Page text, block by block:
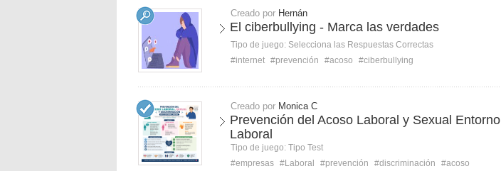
Creado por Hernán
El ciberbullying - Marca las verdades
Tipo de juego: Selecciona las Respuestas Correctas
#internet #prevención #acoso #ciberbullying
Creado por Monica C
Prevención del Acoso Laboral y Sexual Entorno
Laboral
Tipo de juego: Tipo Test
#empresas #Laboral #prevención #discriminación #acoso